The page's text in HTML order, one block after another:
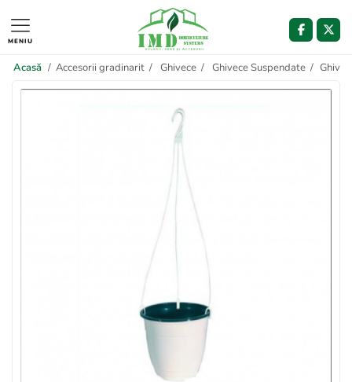
MENIU
Acasă / Accesorii gradinarit / Ghivece / Ghivece Suspendate /